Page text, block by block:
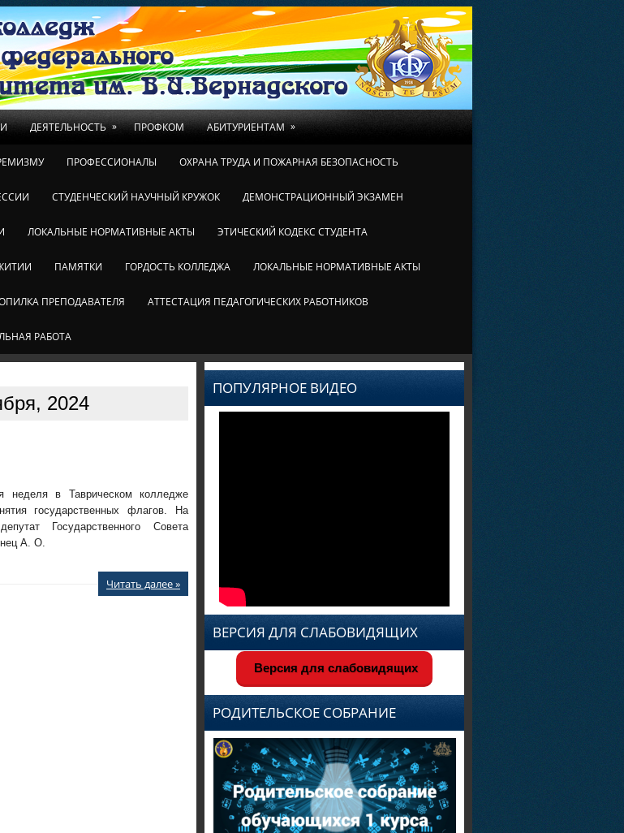
ДЕЯТЕЛЬНОСТЬ » ПРОФКОМ АБИТУРИЕНТАМ »
ПРОФЕССИОНАЛЫ ОХРАНА ТРУДА И ПОЖАРНАЯ БЕЗОПАСНОСТЬ
СТУДЕНЧЕСКИЙ НАУЧНЫЙ КРУЖОК ДЕМОНСТРАЦИОННЫЙ ЭКЗАМЕН
ЛОКАЛЬНЫЕ НОРМАТИВНЫЕ АКТЫ ЭТИЧЕСКИЙ КОДЕКС СТУДЕНТА
ПАМЯТКИ ГОРДОСТЬ КОЛЛЕДЖА ЛОКАЛЬНЫЕ НОРМАТИВНЫЕ АКТЫ
ПРЕПОДАВАТЕЛЯ АТТЕСТАЦИЯ ПЕДАГОГИЧЕСКИХ РАБОТНИКОВ
РАБОТА
2024
неделя в Таврическом колледже
государственных флагов. На
Государственного Совета
А. О.
Читать далее »
ПОПУЛЯРНОЕ ВИДЕО
ВЕРСИЯ ДЛЯ СЛАБОВИДЯЩИХ
Версия для слабовидящих
РОДИТЕЛЬСКОЕ СОБРАНИЕ